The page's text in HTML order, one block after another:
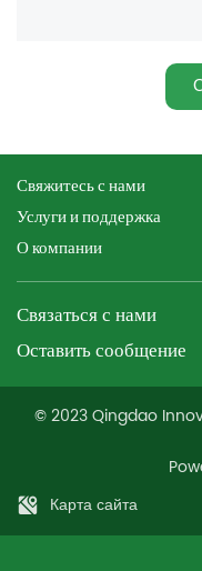
Свяжитесь с нами
Услуги и поддержка
О компании
Связаться с нами
Оставить сообщение
© 2023 Qingdao
Карта сайта